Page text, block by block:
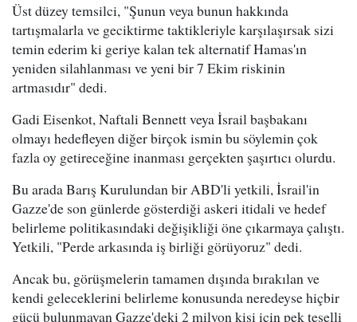
Üst düzey temsilci, "Şunun veya bunun hakkında
tartışmalarla ve geciktirme taktikleriyle karşılaşırsak sizi
temin ederim ki geriye kalan tek alternatif Hamas'ın
yeniden silahlanması ve yeni bir 7 Ekim riskinin
artmasıdır" dedi.
Gadi Eisenkot, Naftali Bennett veya İsrail başbakanı
olmayı hedefleyen diğer birçok ismin bu söylemin çok
fazla oy getireceğine inanması gerçekten şaşırtıcı olurdu.
Bu arada Barış Kurulundan bir ABD'li yetkili, İsrail'in
Gazze'de son günlerde gösterdiği askeri itidali ve hedef
belirleme politikasındaki değişikliği öne çıkarmaya çalıştı.
Yetkili, "Perde arkasında iş birliği görüyoruz" dedi.
Ancak bu, görüşmelerin tamamen dışında bırakılan ve
kendi geleceklerini belirleme konusunda neredeyse hiçbir
gücü bulunmayan Gazze'deki 2 milyon kişi için pek teselli